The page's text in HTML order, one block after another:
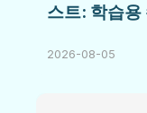
스트: 학습용
2026-08-05